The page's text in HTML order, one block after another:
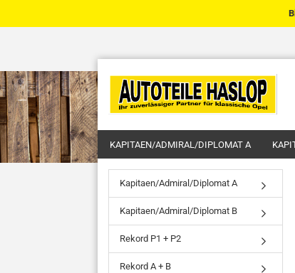
KAPITAEN/ADMIRAL/DIPLOMAT A
Kapitaen/Admiral/Diplomat A
Kapitaen/Admiral/Diplomat B
Rekord P1 + P2
Rekord A + B